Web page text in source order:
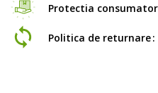
Protectia
Politica de returnare